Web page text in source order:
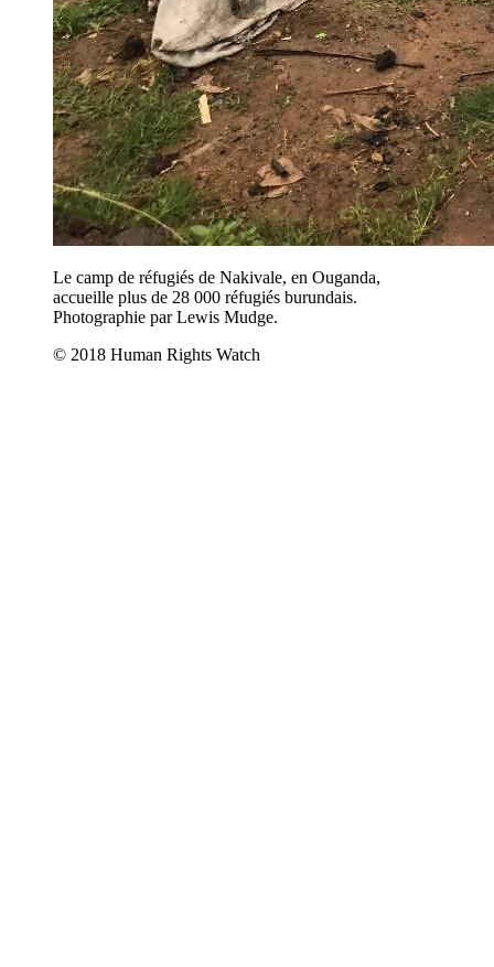
Le camp de réfugiés de Nakivale, en Ouganda,
accueille plus de 28 000 réfugiés burundais.
Photographie par Lewis Mudge.
© 2018 Human Rights Watch